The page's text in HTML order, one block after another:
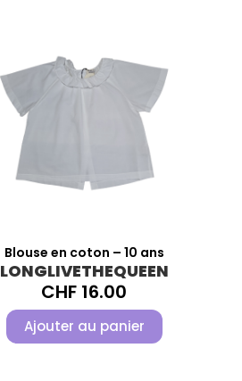
Blouse en coton – 10 ans
LONGLIVETHEQUEEN
CHF 16.00
Ajouter au panier